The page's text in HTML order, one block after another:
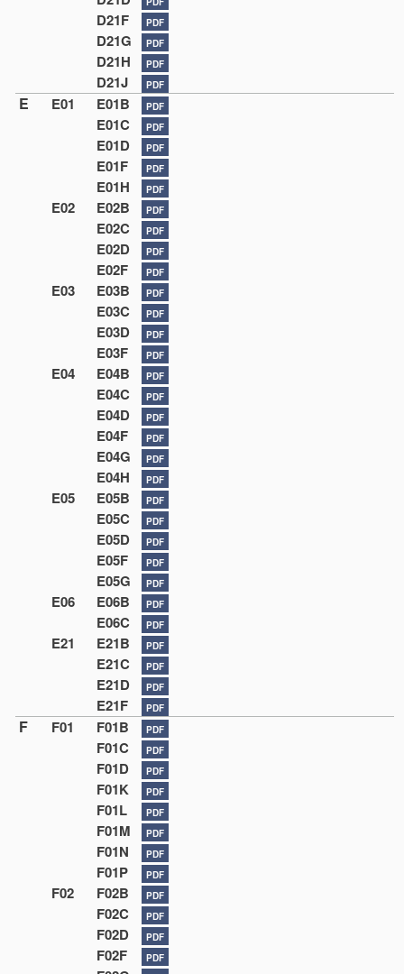
D21F PDF
D21G PDF
D21H PDF
D21J PDF
E E01 E01B PDF
E01C PDF
E01D PDF
E01F PDF
E01H PDF
E02 E02B PDF
E02C PDF
E02D PDF
E02F PDF
E03 E03B PDF
E03C PDF
E03D PDF
E03F PDF
E04 E04B PDF
E04C PDF
E04D PDF
E04F PDF
E04G PDF
E04H PDF
E05 E05B PDF
E05C PDF
E05D PDF
E05F PDF
E05G PDF
E06 E06B PDF
E06C PDF
E21 E21B PDF
E21C PDF
E21D PDF
E21F PDF
F F01 F01B PDF
F01C PDF
F01D PDF
F01K PDF
F01L PDF
F01M PDF
F01N PDF
F01P PDF
F02 F02B PDF
F02C PDF
F02D PDF
F02F PDF